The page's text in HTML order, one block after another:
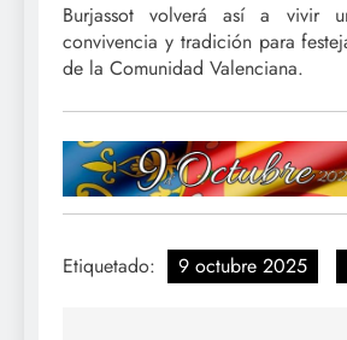
Burjassot volverá así a vivir
convivencia y tradición para
de la Comunidad Valenciana.
Etiquetado: 9 octubre 2025